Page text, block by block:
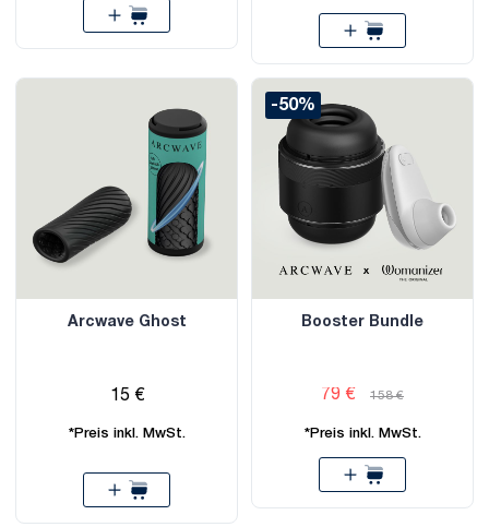
Arcwave Ghost
15 €
*Preis inkl. MwSt.
-50%
Booster Bundle
79 € 158 €
*Preis inkl. MwSt.